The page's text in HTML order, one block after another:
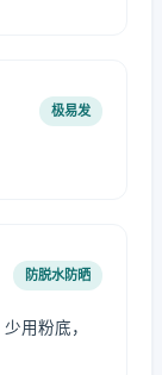
极易发
防脱水防晒
用粉底，